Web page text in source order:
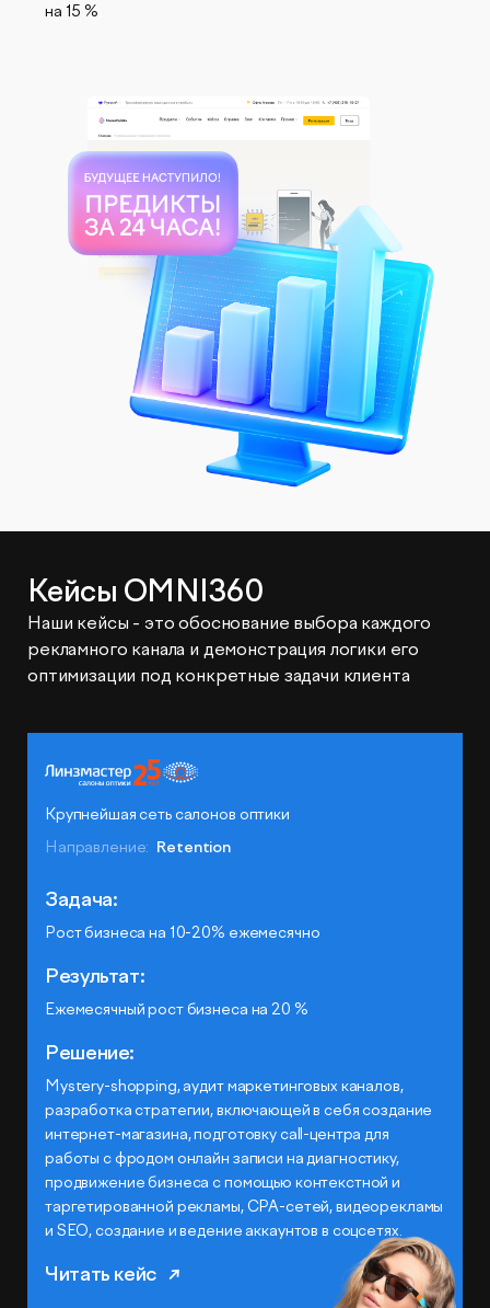
на 15 %
Кейсы OMNI360
Наши кейсы - это обоснование выбора каждого
рекламного канала и демонстрация логики его
оптимизации под конкретные задачи клиента
Крупнейшая сеть салонов оптики
Направление: Retention
Задача:
Рост бизнеса на 10-20% ежемесячно
Результат:
Ежемесячный рост бизнеса на 20 %
Решение:
Mystery-shopping, аудит маркетинговых каналов,
разработка стратегии, включающей в себя создание
интернет-магазина, подготовку сall-центра для
работы с фродом онлайн записи на диагностику,
продвижение бизнеса с помощью контекстной и
таргетированной рекламы, CPA-сетей, видеорекламы
и SEO, создание и ведение аккаунтов в соцсетях.
Читать кейс